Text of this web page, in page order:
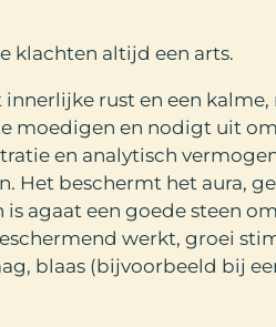
klachten altijd een arts.
rust en een
moedigen en nodigt uit
en analytisch
Het beschermt het aura,
agaat een goede steen
werkt, groei
blaas (bijvoorbeeld bij